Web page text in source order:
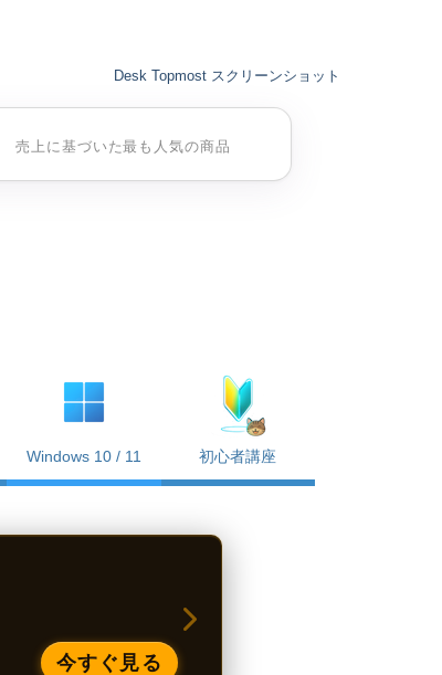
Desk Topmost スクリーンショット
売上に基づいた最も人気の商品
Windows 10 / 11 初心者講座
今すぐ見る